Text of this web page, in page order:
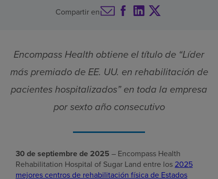
Compartir en
Encompass Health obtiene el título de “Líder
más premiado de EE. UU. en rehabilitación de
pacientes hospitalizados” en toda la empresa
por sexto año consecutivo
30 de septiembre de 2025 – Encompass Health
Rehabilitation Hospital of Sugar Land entre los 2025
mejores centros de rehabilitación física de Estados